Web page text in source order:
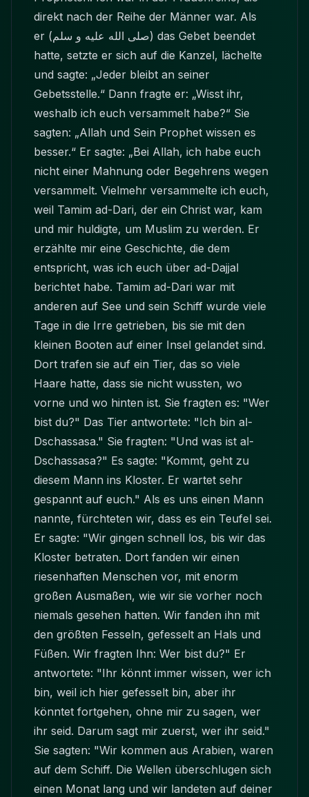
direkt nach der Reihe der Männer war. Als
er
(صلى الله عليه و سلم) das Gebet beendet
hatte, setzte er sich auf die Kanzel, lächelte
und sagte: „Jeder bleibt an seiner
Gebetsstelle.“ Dann fragte er: „Wisst ihr,
weshalb ich euch versammelt habe?“ Sie
sagten: „Allah und Sein Prophet wissen es
besser.“ Er sagte: „Bei Allah, ich habe euch
nicht einer Mahnung oder Begehrens wegen
versammelt. Vielmehr versammelte ich euch,
weil Tamim ad-Dari, der ein Christ war, kam
und mir huldigte, um Muslim zu werden. Er
erzählte mir eine Geschichte, die dem
entspricht, was ich euch über ad-Dajjal
berichtet habe. Tamim ad-Dari war mit
anderen auf See und sein Schiff wurde viele
Tage in die Irre getrieben, bis sie mit den
kleinen Booten auf einer Insel gelandet sind.
Dort trafen sie auf ein Tier, das so viele
Haare hatte, dass sie nicht wussten, wo
vorne und wo hinten ist. Sie fragten es: "Wer
bist du?" Das Tier antwortete: "Ich bin al-
Dschassasa." Sie fragten: "Und was ist al-
Dschassasa?" Es sagte: "Kommt, geht zu
diesem Mann ins Kloster. Er wartet sehr
gespannt auf euch." Als es uns einen Mann
nannte, fürchteten wir, dass es ein Teufel sei.
Er sagte: "Wir gingen schnell los, bis wir das
Kloster betraten. Dort fanden wir einen
riesenhaften Menschen vor, mit enorm
großen Ausmaßen, wie wir sie vorher noch
niemals gesehen hatten. Wir fanden ihn mit
den größten Fesseln, gefesselt an Hals und
Füßen. Wir fragten Ihn: Wer bist du?" Er
antwortete: "Ihr könnt immer wissen, wer ich
bin, weil ich hier gefesselt bin, aber ihr
könntet fortgehen, ohne mir zu sagen, wer
ihr seid. Darum sagt mir zuerst, wer ihr seid."
Sie sagten: "Wir kommen aus Arabien, waren
auf dem Schiff. Die Wellen überschlugen sich
einen Monat lang und wir landeten auf deiner